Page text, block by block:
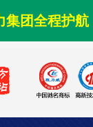
团全程护